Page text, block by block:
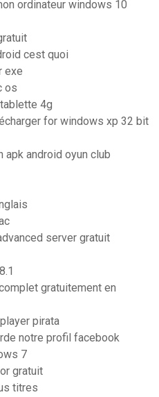
ordinateur windows 10
cest quoi
exe
os
4g
for windows xp 32 bit
android oyun club
server gratuit
gratuitement en
pirata
notre profil facebook
7
gratuit
titres